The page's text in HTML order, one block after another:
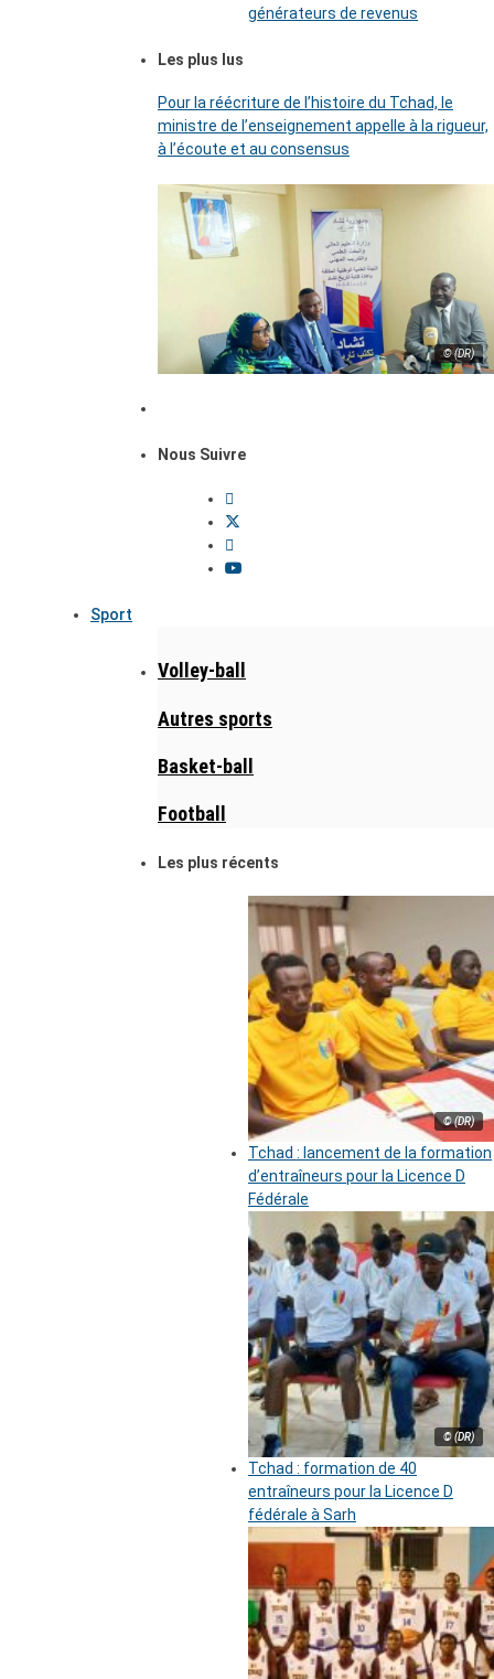
générateurs de revenus
Les plus lus
Pour la réécriture de l’histoire du Tchad, le
ministre de l’enseignement appelle à la rigueur,
à l’écoute et au consensus
© (DR)
Nous Suivre
Sport
Volley-ball
Autres sports
Basket-ball
Football
Les plus récents
© (DR)
Tchad : lancement de la formation
d’entraîneurs pour la Licence D
Fédérale
© (DR)
Tchad : formation de 40
entraîneurs pour la Licence D
fédérale à Sarh